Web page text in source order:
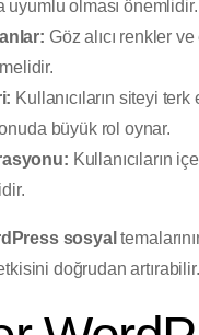
uyumlu olması önemlidir.
Göz alıcı renkler
Kullanıcıların siteyi
büyük rol oynar.
Kullanıcıların
sosyal
doğrudan artırabilir.